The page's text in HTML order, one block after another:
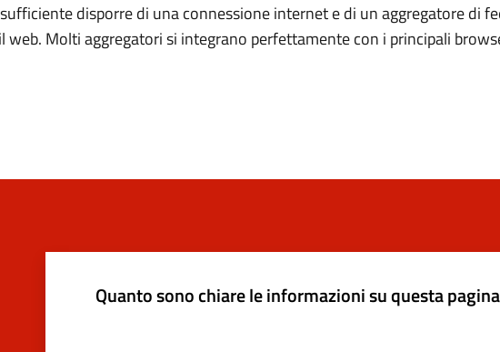
disporre di una connessione internet e di un aggregatore di
web. Molti aggregatori si integrano perfettamente con i principali
Quanto sono chiare le informazioni su questa